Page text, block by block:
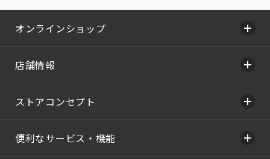
オンラインショップ
店舗情報
ストアコンセプト
便利なサービス・機能